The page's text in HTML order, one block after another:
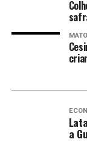
órgãos do
garantindo
participação
internacionais,
(artigos 231 e
Internacional
Nações Unidas
a